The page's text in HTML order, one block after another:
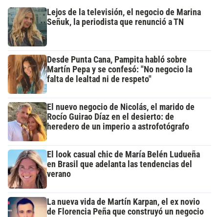
Lejos de la televisión, el negocio de Marina
Señuk, la periodista que renunció a TN
Desde Punta Cana, Pampita habló sobre
Martín Pepa y se confesó: "No negocio la
falta de lealtad ni de respeto"
El nuevo negocio de Nicolás, el marido de
Rocío Guirao Díaz en el desierto: de
heredero de un imperio a astrofotógrafo
El look casual chic de María Belén Ludueña
en Brasil que adelanta las tendencias del
verano
La nueva vida de Martín Karpan, el ex novio
de Florencia Peña que construyó un negocio